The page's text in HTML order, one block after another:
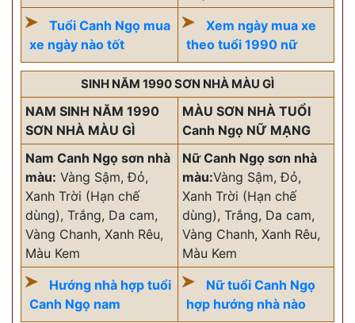
Tuổi Canh Ngọ mua
xe ngày nào tốt
Xem ngày mua xe
theo tuổi 1990 nữ
SINH NĂM 1990 SƠN NHÀ MÀU GÌ
NAM SINH NĂM 1990
SƠN NHÀ MÀU GÌ
MÀU SƠN NHÀ TUỔI
Canh Ngọ NỮ MẠNG
Nam Canh Ngọ sơn nhà
màu: Vàng Sậm, Đỏ,
Xanh Trời (Hạn chế
dùng), Trắng, Da cam,
Vàng Chanh, Xanh Rêu,
Màu Kem
Nữ Canh Ngọ sơn nhà
màu:Vàng Sậm, Đỏ,
Xanh Trời (Hạn chế
dùng), Trắng, Da cam,
Vàng Chanh, Xanh Rêu,
Màu Kem
Hướng nhà hợp tuổi
Canh Ngọ nam
Nữ tuổi Canh Ngọ
hợp hướng nhà nào